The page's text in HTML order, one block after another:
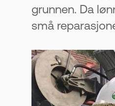
grunnen. Da
små